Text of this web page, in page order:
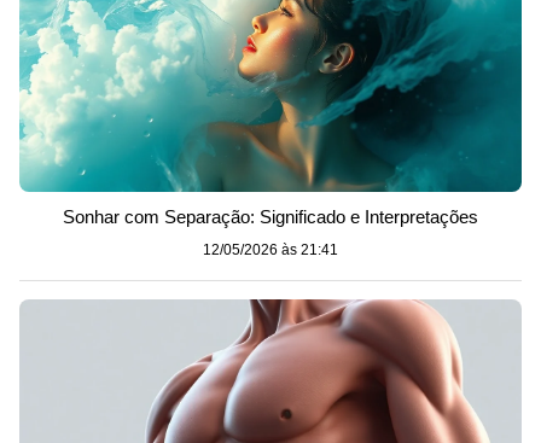
Sonhar com Separação: Significado e Interpretações
12/05/2026 às 21:41